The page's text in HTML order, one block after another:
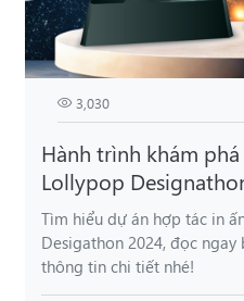
3,030
Hành trình khám
Lollypop
gia Alona
Tìm hiểu dự án hợp tác in
Desigathon 2024, đọc
thông tin chi tiết nhé!